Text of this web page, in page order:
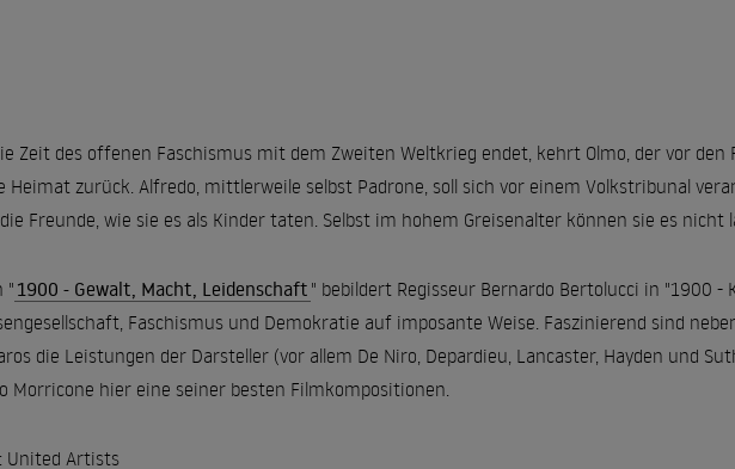
Zeit des offenen Faschismus mit dem Zweiten Weltkrieg endet, kehrt Olmo, der vor den
Heimat zurück. Alfredo, mittlerweile selbst Padrone, soll sich vor einem Volkstribunal
Freunde, wie sie es als Kinder taten. Selbst im hohem Greisenalter können sie es nicht
" 1900 - Gewalt, Macht, Leidenschaft " bebildert Regisseur Bernardo Bertolucci in "1900 -
Faschismus und Demokratie auf imposante Weise. Faszinierend sind
die Leistungen der Darsteller (vor allem De Niro, Depardieu, Lancaster, Hayden und
Morricone hier eine seiner besten Filmkompositionen.
United Artists